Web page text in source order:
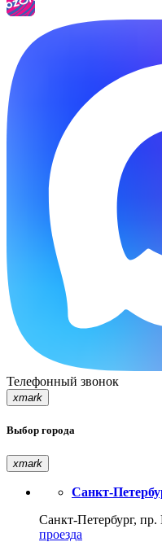
Телефонный звонок
xmark
Выбор города
xmark
Санкт-
Санкт-Петербург,
проезда